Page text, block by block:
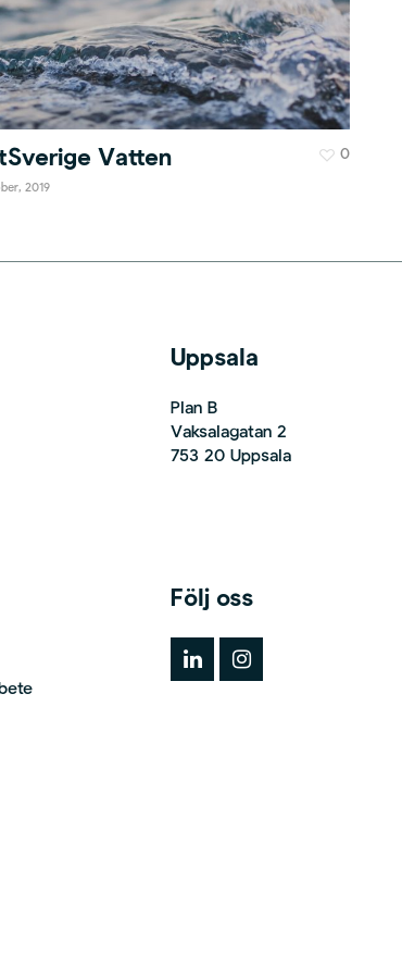
Vatten
2019
0
Uppsala
Plan B
Vaksalagatan 2
753 20 Uppsala
Följ oss